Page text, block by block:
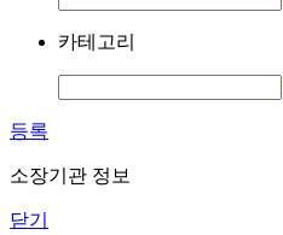
카테고리
등록
소장기관 정보
닫기